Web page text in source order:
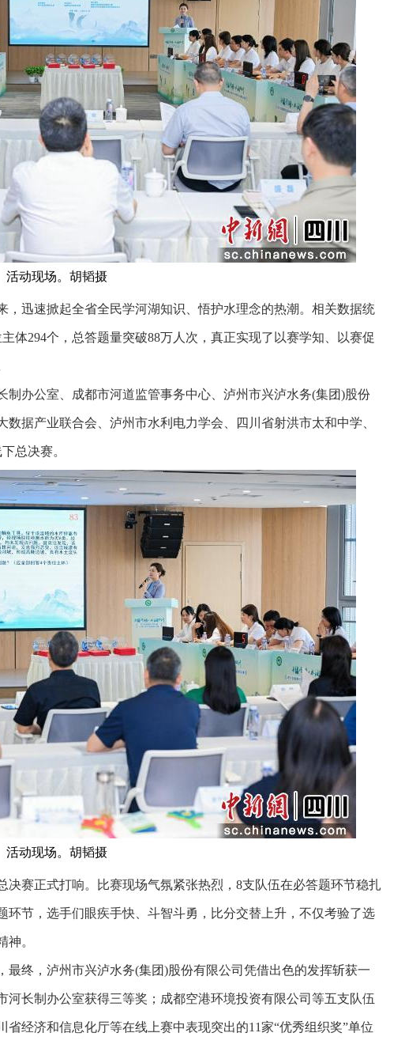
活动现场。胡韬摄
迅速掀起全省全民学河湖知识、悟护水理念的热潮。相关数据统
体294个，总答题量突破88万人次，真正实现了以赛学知、以赛促
办公室、成都市河道监管事务中心、泸州市兴泸水务(集团)股份
据产业联合会、泸州市水利电力学会、四川省射洪市太和中学、
总决赛。
活动现场。胡韬摄
赛正式打响。比赛现场气氛紧张热烈，8支队伍在必答题环节稳扎
节，选手们眼疾手快、斗智斗勇，比分交替上升，不仅考验了选
神。
终，泸州市兴泸水务(集团)股份有限公司凭借出色的发挥斩获一
长制办公室获得三等奖；成都空港环境投资有限公司等五支队伍
经济和信息化厅等在线上赛中表现突出的11家“优秀组织奖”单位